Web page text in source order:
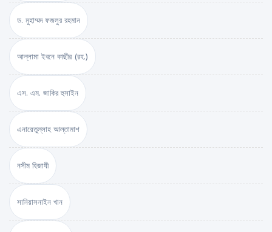
ড. মুহাম্মদ ফজলুর রহমান
আল্লামা ইবনে কাছীর (রহ.)
এস. এম. জাকির হুসাইন
এনায়েতুল্লাহ আল্‌তামাশ
নসীম হিজাযী
সানিয়াসনাইন খান